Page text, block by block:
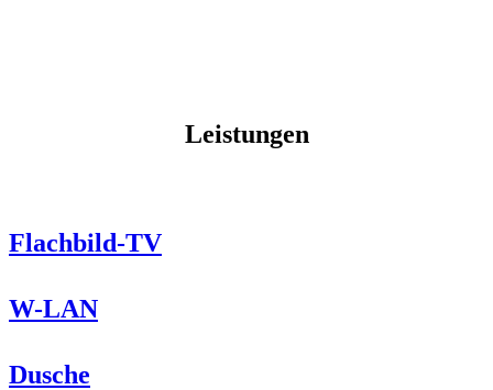
Leistungen
Flachbild-TV
W-LAN
Dusche